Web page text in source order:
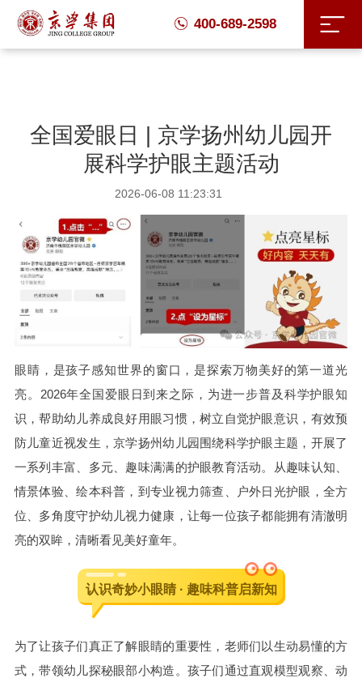
400-689-2598
全国爱眼日 | 京学扬州幼儿园开
展科学护眼主题活动
2026-06-08 11:23:31
眼睛，是孩子感知世界的窗口，是探索万物美好的第一道光
亮。2026年全国爱眼日到来之际，为进一步普及科学护眼知
识，帮助幼儿养成良好用眼习惯，树立自觉护眼意识，有效预
防儿童近视发生，京学扬州幼儿园围绕科学护眼主题，开展了
一系列丰富、多元、趣味满满的护眼教育活动。从趣味认知、
情景体验、绘本科普，到专业视力筛查、户外日光护眼，全方
位、多角度守护幼儿视力健康，让每一位孩子都能拥有清澈明
亮的双眸，清晰看见美好童年。
认识奇妙小眼睛 · 趣味科普启新知
为了让孩子们真正了解眼睛的重要性，老师们以生动易懂的方
式，带领幼儿探秘眼部小构造。孩子们通过直观模型观察、动